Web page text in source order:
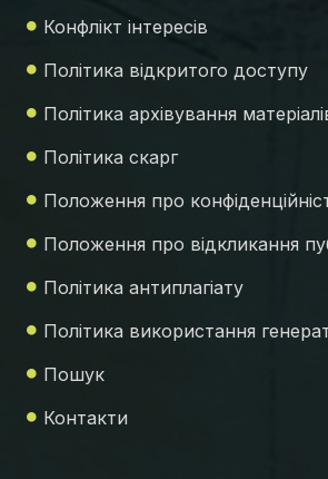
Конфлікт інтересів
Політика відкритого доступу
Політика архівування
Політика скарг
Положення про
Положення про відкликання
Політика антиплагіату
Політика використання
Пошук
Контакти